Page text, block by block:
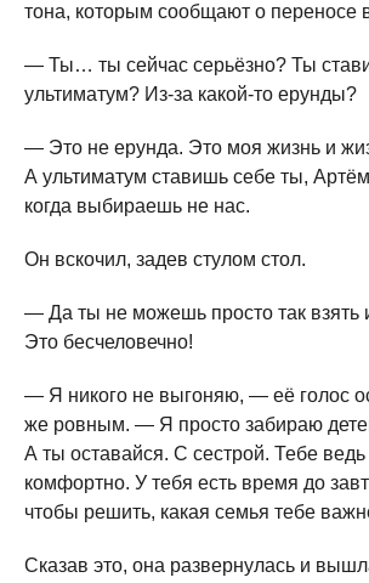
тона, которым сообщают о переносе
— Ты… ты сейчас серьёзно? Ты
ультиматум? Из-за какой-то ерунды?
— Это не ерунда. Это моя жизнь и
А ультиматум ставишь себе ты,
когда выбираешь не нас.
Он вскочил, задев стулом стол.
— Да ты не можешь просто так взять
Это бесчеловечно!
— Я никого не выгоняю, — её голос
же ровным. — Я просто забираю
А ты оставайся. С сестрой. Тебе ведь
комфортно. У тебя есть время до
чтобы решить, какая семья тебе
Сказав это, она развернулась и